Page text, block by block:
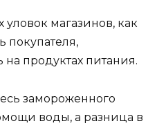
уловок магазинов, как
покупателя,
продуктах питания.
замороженного
воды, а разница в